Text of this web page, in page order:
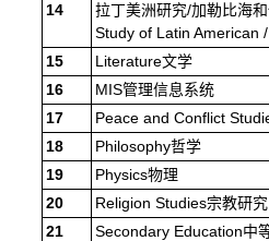
14
拉丁美洲研究/加勒比海
Study of Latin American
15
Literature文学
16
MIS管理信息系统
17
Peace and Conflict
18
Philosophy哲学
19
Physics物理
20
Religion Studies宗教研究
21
Secondary Education中